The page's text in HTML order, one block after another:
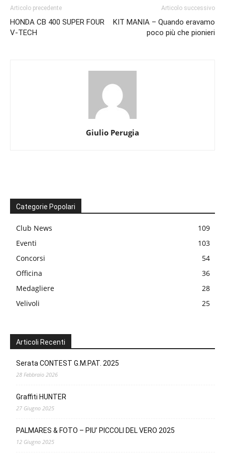
Articolo precedente
HONDA CB 400 SUPER FOUR
V-TECH
Articolo successivo
KIT MANIA – Quando eravamo
poco più che pionieri
Giulio Perugia
Categorie Popolari
Club News
109
Eventi
103
Concorsi
54
Officina
36
Medagliere
28
Velivoli
25
Articoli Recenti
Serata CONTEST G.M.PAT. 2025
28 Febbraio 2026
Graffiti HUNTER
27 Giugno 2025
PALMARES & FOTO – PIU’ PICCOLI DEL VERO 2025
12 Giugno 2025